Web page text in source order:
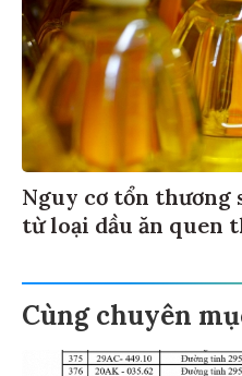
Nguy cơ tổn thương
từ loại dầu ăn quen
Cùng chuyên